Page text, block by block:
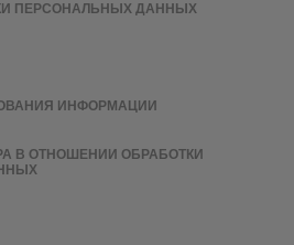
ПЕРСОНАЛЬНЫХ ДАННЫХ
ИНФОРМАЦИИ
В ОТНОШЕНИИ ОБРАБОТКИ